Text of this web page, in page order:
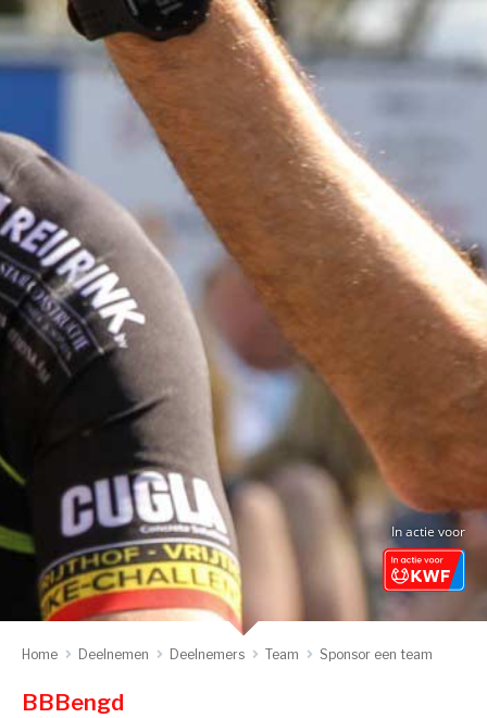
In actie voor
Home Deelnemen Deelnemers Team Sponsor een team
BBBengd